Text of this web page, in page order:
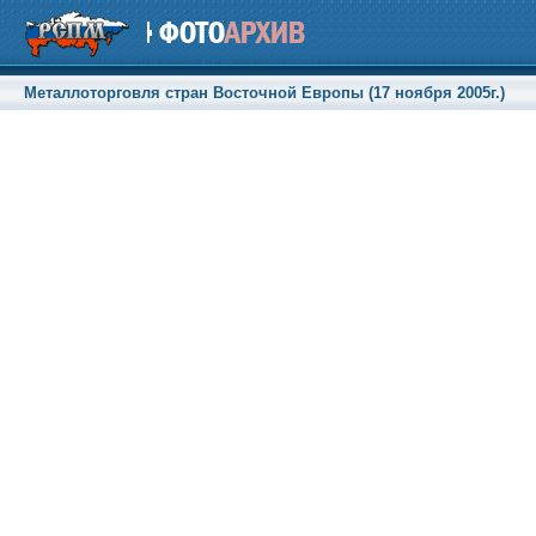
Металлоторговля стран Восточной Европы (17 ноября 2005г.)